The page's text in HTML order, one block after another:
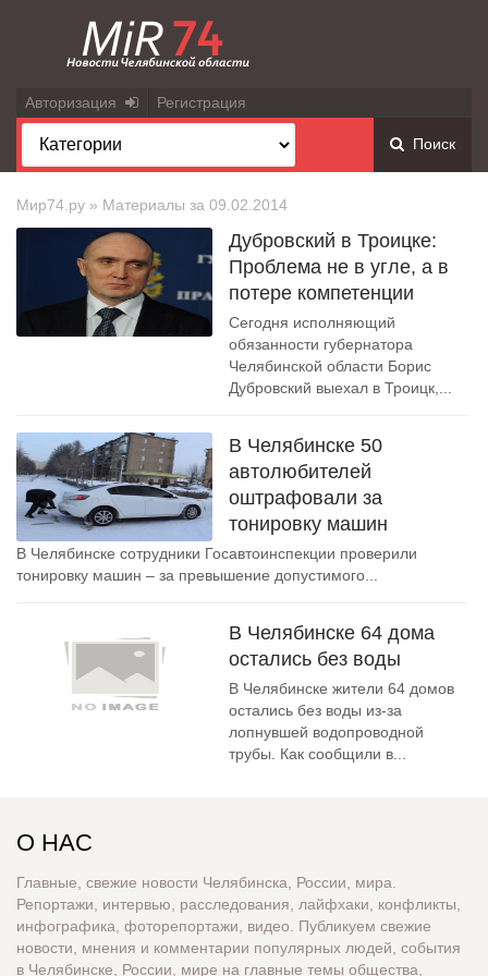
Авторизация Регистрация
Поиск
Мир74.ру » Материалы за 09.02.2014
Дубровский в Троицке:
Проблема не в угле, а в
потере компетенции
Сегодня исполняющий
обязанности губернатора
Челябинской области Борис
Дубровский выехал в Троицк,...
В Челябинске 50
автолюбителей
оштрафовали за
тонировку машин
В Челябинске сотрудники Госавтоинспекции проверили
тонировку машин – за превышение допустимого...
В Челябинске 64 дома
остались без воды
В Челябинске жители 64 домов
остались без воды из-за
лопнувшей водопроводной
трубы. Как сообщили в...
О НАС
Главные, свежие новости Челябинска, России, мира.
Репортажи, интервью, расследования, лайфхаки, конфликты,
инфографика, фоторепортажи, видео. Публикуем свежие
новости, мнения и комментарии популярных людей, события
в Челябинске, России, мире на главные темы общества,